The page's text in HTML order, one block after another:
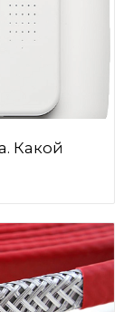
Какой